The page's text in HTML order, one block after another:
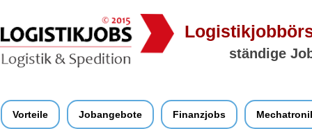
ständige
Vorteile Jobangebote Finanzjobs